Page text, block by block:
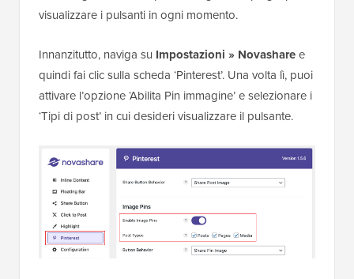
visualizzare i pulsanti in ogni momento.
Innanzitutto, naviga su Impostazioni » Novasharee
quindi fai clic sulla scheda ‘Pinterest’. Una volta lì, puoi
attivare l’opzione ‘Abilita Pin immagine’ e selezionare i
‘Tipi di post’ in cui desideri visualizzare il pulsante.